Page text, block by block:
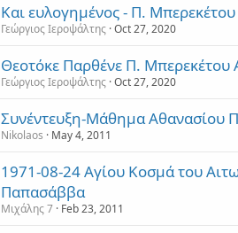
Και ευλογημένος - Π.
Γεώργιος Ιεροψάλτης Oct 27, 2020
Θεοτόκε Παρθένε Π. Μπερεκέτου
Γεώργιος Ιεροψάλτης Oct 27, 2020
Συνέντευξη-Μάθημα Αθανασίου
Nikolaos May 4, 2011
1971-08-24 Αγίου Κοσμά του
Παπασάββα
Μιχάλης 7 Feb 23, 2011